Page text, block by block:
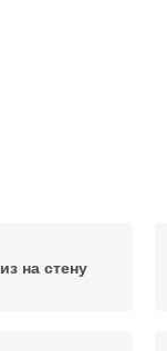
на стену